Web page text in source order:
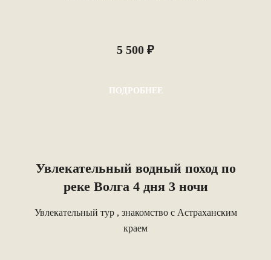
5 500 ₽
ПОДРОБНЕЕ
Увлекательный водный поход по
реке Волга 4 дня 3 ночи
Увлекательный тур , знакомство с Астраханским
краем